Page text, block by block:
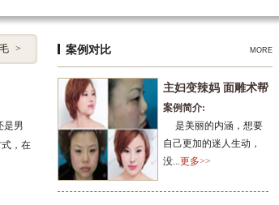
>
是男
，在
MORE
案例对比
主妇变辣妈 面雕术帮
大
案例简介:
是美丽的内涵，想要
自己更加的迷人生动，
没...更多>>